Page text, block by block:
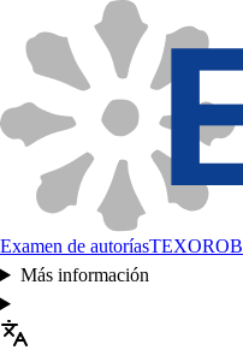
Examen de autoríasTEXORO
Más información